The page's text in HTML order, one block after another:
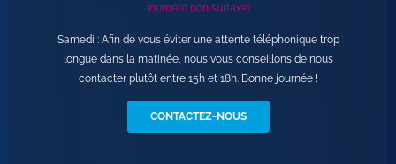
(numéro non surtaxé)
Samedi : Afin de vous éviter une attente téléphonique trop
longue dans la matinée, nous vous conseillons de nous
contacter plutôt entre 15h et 18h. Bonne journée !
CONTACTEZ-NOUS